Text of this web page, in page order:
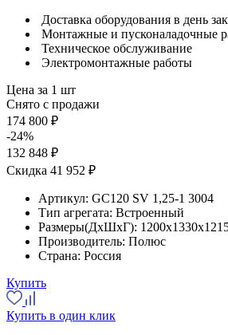
Доставка оборудования в день
Монтажные и пусконаладочные
Техническое обслуживание
Электромонтажные работы
Цена за 1 шт
Снято с продажи
174 800 ₽
-24%
132 848 ₽
Скидка 41 952 ₽
Артикул: GC120 SV 1,25-1 3004
Тип агрегата: Встроенный
Размеры(ДхШхГ):
Производитель: Полюс
Страна: Россия
Купить
Купить в один клик